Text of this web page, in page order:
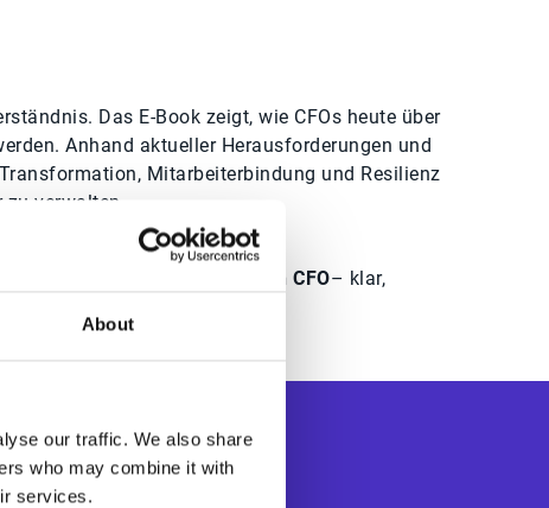
About
our traffic. We also share
who may combine it with
services.
Das E-Book zeigt, wie CFOs heute über
Anhand aktueller Herausforderungen und
Mitarbeiterbindung und Resilienz
verwalten.
3 Schritte des modernen CFO– klar,